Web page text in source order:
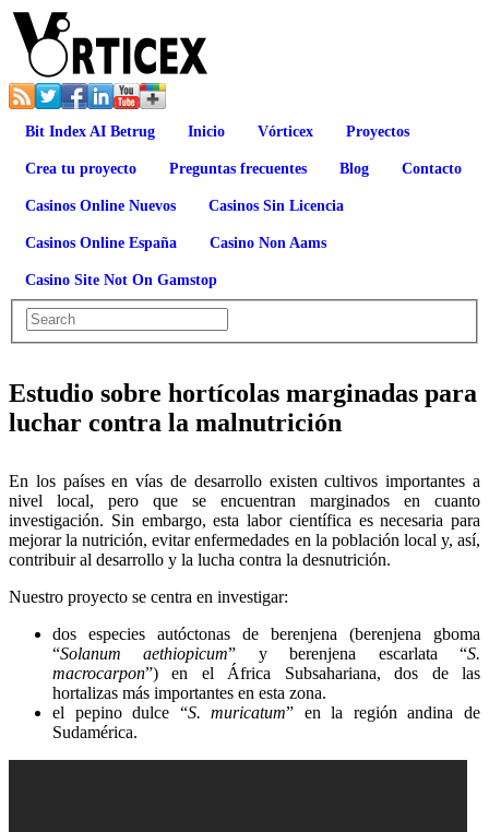
Bit Index AI Betrug Inicio Vórticex Proyectos
Crea tu proyecto Preguntas frecuentes Blog Contacto
Casinos Online Nuevos Casinos Sin Licencia
Casinos Online España Casino Non Aams
Casino Site Not On Gamstop
Estudio sobre hortícolas marginadas para
luchar contra la malnutrición
En los países en vías de desarrollo existen cultivos importantes a
nivel local, pero que se encuentran marginados en cuanto
investigación. Sin embargo, esta labor científica es necesaria para
mejorar la nutrición, evitar enfermedades en la población local y, así,
contribuir al desarrollo y la lucha contra la desnutrición.
Nuestro proyecto se centra en investigar:
dos especies autóctonas de berenjena (berenjena gboma
“Solanum aethiopicum” y berenjena escarlata “S.
macrocarpon”) en el África Subsahariana, dos de las
hortalizas más importantes en esta zona.
el pepino dulce “S. muricatum” en la región andina de
Sudamérica.